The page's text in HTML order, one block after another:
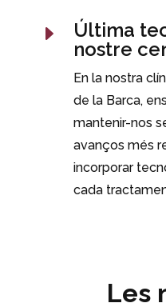
E
Última
nostre
En la nostra
de la Barca,
mantenir-nos
avanços més
incorporar
cada
Les